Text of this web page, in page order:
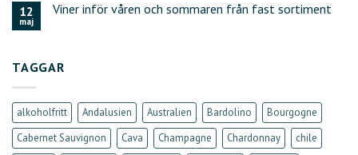
12
maj
Viner inför våren och sommaren från fast sortiment
TAGGAR
alkoholfritt Andalusien Australien Bardolino
Bourgogne
Cabernet Sauvignon
Cava Champagne Chardonnay
chile